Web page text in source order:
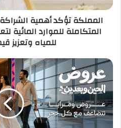
المملكة تؤكد أهمية الشراكة
المتكاملة للموارد المائية
للمياه وتعزيز